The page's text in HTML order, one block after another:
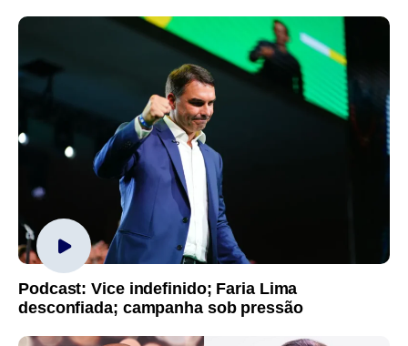
Podcast: Vice indefinido; Faria Lima
desconfiada; campanha sob pressão